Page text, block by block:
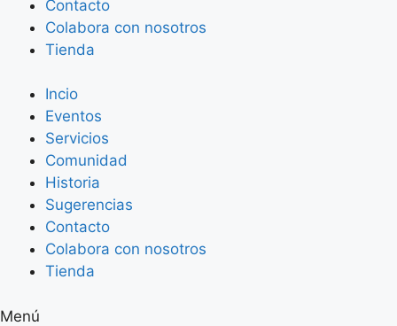
Contacto
Colabora con nosotros
Tienda
Incio
Eventos
Servicios
Comunidad
Historia
Sugerencias
Contacto
Colabora con nosotros
Tienda
Menú